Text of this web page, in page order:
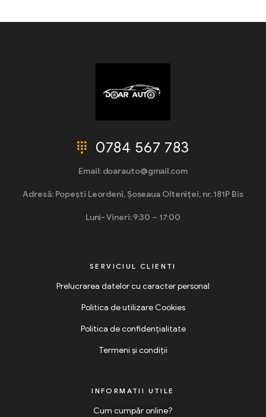
0784 567 783
Email: doarauto@gmail.com
Adresă: Popești Leordeni, Șoseaua Olteniței, nr. 181P Bis
Luni- Vineri: 9:30 – 17:00
SERVICIUL CLIENTI
Prelucrarea datelor cu caracter personal
Politica de utilizare Cookies
Politica de confidențialitate
Termeni și condiții
INFORMATII UTILE
Cum cumpăr online?